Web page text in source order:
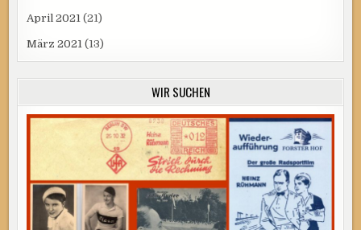
April 2021 (21)
März 2021 (13)
WIR SUCHEN